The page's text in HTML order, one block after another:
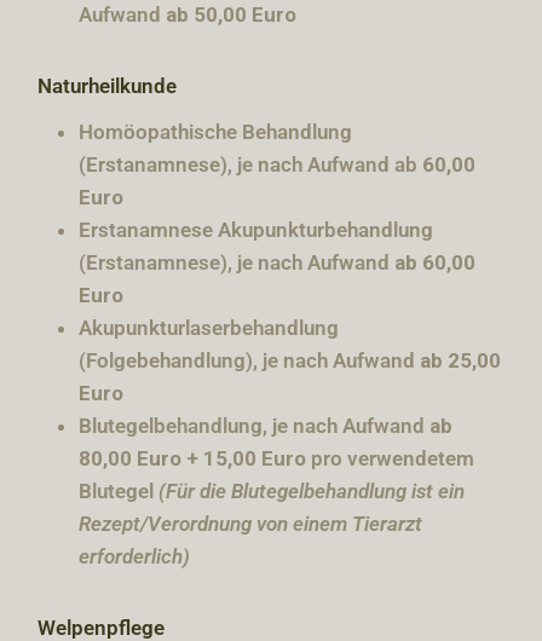
Aufwand ab 50,00 Euro
Naturheilkunde
Homöopathische Behandlung
(Erstanamnese), je nach Aufwand ab 60,00
Euro
Erstanamnese Akupunkturbehandlung
(Erstanamnese), je nach Aufwand ab 60,00
Euro
Akupunkturlaserbehandlung
(Folgebehandlung), je nach Aufwand ab 25,00
Euro
Blutegelbehandlung, je nach Aufwand ab
80,00 Euro + 15,00 Euro pro verwendetem
Blutegel (Für die Blutegelbehandlung ist ein
Rezept/Verordnung von einem Tierarzt
erforderlich)
Welpenpflege